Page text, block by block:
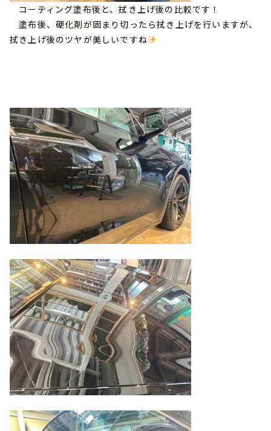
コーティング塗布後と、拭き上げ後の比較です！
塗布後、硬化剤が固まり切ったら拭き上げを行いますが、
拭き上げ後のツヤが美しいですね